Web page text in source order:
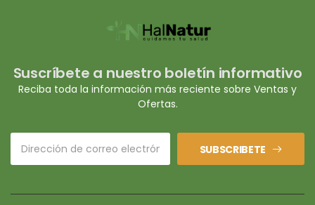
Suscríbete a nuestro boletín informativo
Reciba toda la información más reciente sobre Ventas y
Ofertas.
SUBSCRIBETE